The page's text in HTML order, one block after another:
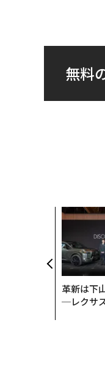
無料
革新は下
─レクサ